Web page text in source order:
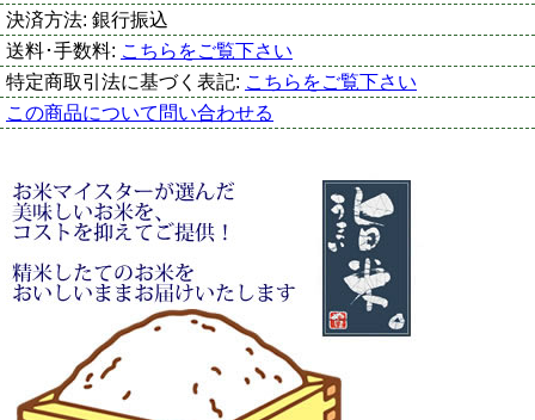
決済方法: 銀行振込
送料･手数料: こちらをご覧下さい
特定商取引法に基づく表記: こちらをご覧下さい
この商品について問い合わせる